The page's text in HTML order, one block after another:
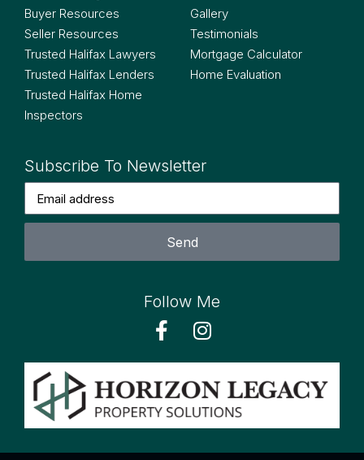
Buyer Resources
Seller Resources
Trusted Halifax Lawyers
Trusted Halifax Lenders
Trusted Halifax Home
Inspectors
Gallery
Testimonials
Mortgage Calculator
Home Evaluation
Subscribe To Newsletter
Send
Follow Me